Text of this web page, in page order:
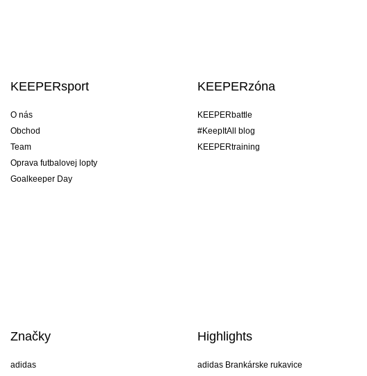
KEEPERsport
O nás
Obchod
Team
Oprava futbalovej lopty
Goalkeeper Day
KEEPERzóna
KEEPERbattle
#KeepItAll blog
KEEPERtraining
Značky
adidas
Highlights
adidas Brankárske rukavice